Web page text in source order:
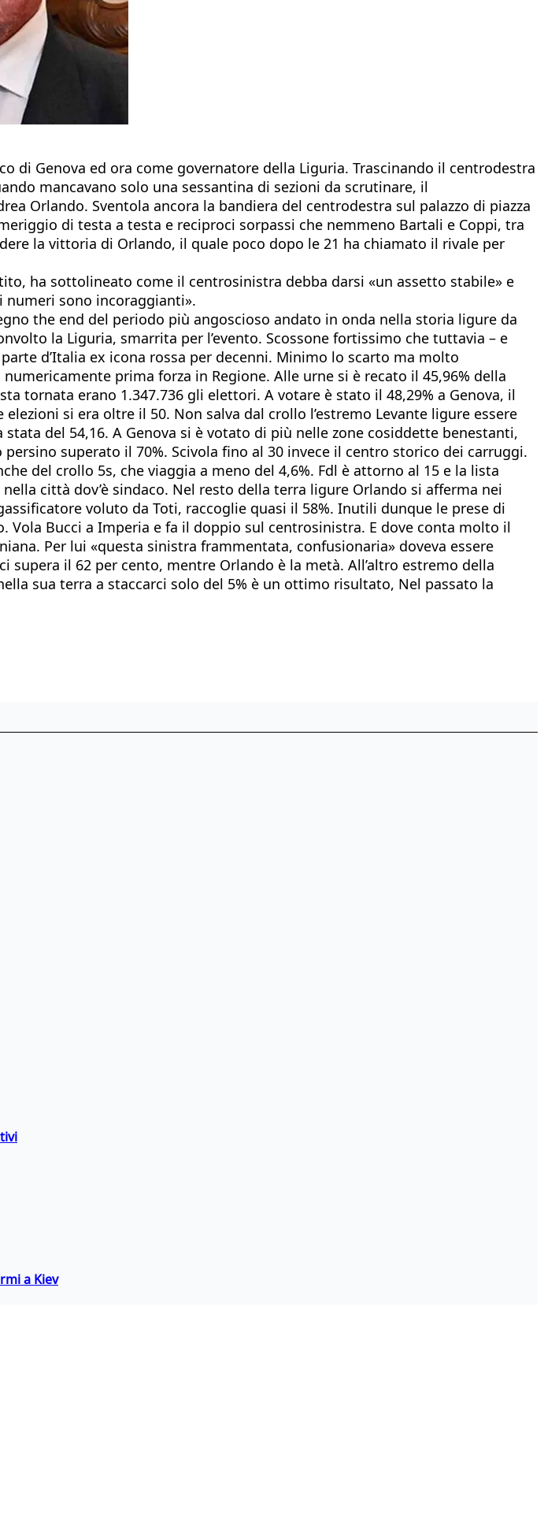
di Genova ed ora come governatore della Liguria. Trascinando il centrodestra
mancavano solo una sessantina di sezioni da scrutinare, il
Orlando. Sventola ancora la bandiera del centrodestra sul palazzo di piazza
di testa a testa e reciproci sorpassi che nemmeno Bartali e Coppi, tra
la vittoria di Orlando, il quale poco dopo le 21 ha chiamato il rivale per
ha sottolineato come il centrosinistra debba darsi «un assetto stabile» e
numeri sono incoraggianti».
the end del periodo più angoscioso andato in onda nella storia ligure da
la Liguria, smarrita per l’evento. Scossone fortissimo che tuttavia – e
d’Italia ex icona rossa per decenni. Minimo lo scarto ma molto
prima forza in Regione. Alle urne si è recato il 45,96% della
tornata erano 1.347.736 gli elettori. A votare è stato il 48,29% a Genova, il
elezioni si era oltre il 50. Non salva dal crollo l’estremo Levante ligure essere
del 54,16. A Genova si è votato di più nelle zone cosiddette benestanti,
superato il 70%. Scivola fino al 30 invece il centro storico dei carruggi.
del crollo 5s, che viaggia a meno del 4,6%. Fdl è attorno al 15 e la lista
città dov’è sindaco. Nel resto della terra ligure Orlando si afferma nei
voluto da Toti, raccoglie quasi il 58%. Inutili dunque le prese di
Bucci a Imperia e fa il doppio sul centrosinistra. E dove conta molto il
Per lui «questa sinistra frammentata, confusionaria» doveva essere
il 62 per cento, mentre Orlando è la metà. All’altro estremo della
sua terra a staccarci solo del 5% è un ottimo risultato, Nel passato la
a Kiev